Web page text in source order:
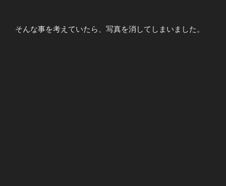
そんな事を考えていたら、写真を消してしまいました。